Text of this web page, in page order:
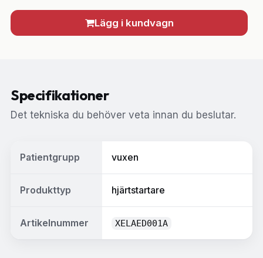
Lägg i kundvagn
Specifikationer
Det tekniska du behöver veta innan du beslutar.
Patientgrupp vuxen
Produkttyp hjärtstartare
Artikelnummer XELAED001A